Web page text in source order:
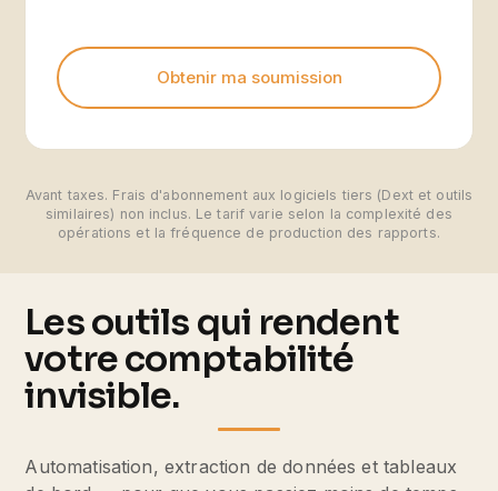
Obtenir ma soumission
Avant taxes. Frais d'abonnement aux logiciels tiers (Dext et outils
similaires) non inclus. Le tarif varie selon la complexité des
opérations et la fréquence de production des rapports.
Les outils qui rendent
votre comptabilité
invisible.
Automatisation, extraction de données et tableaux